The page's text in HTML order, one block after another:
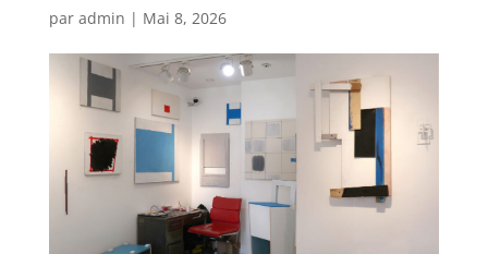
par admin | Mai 8, 2026